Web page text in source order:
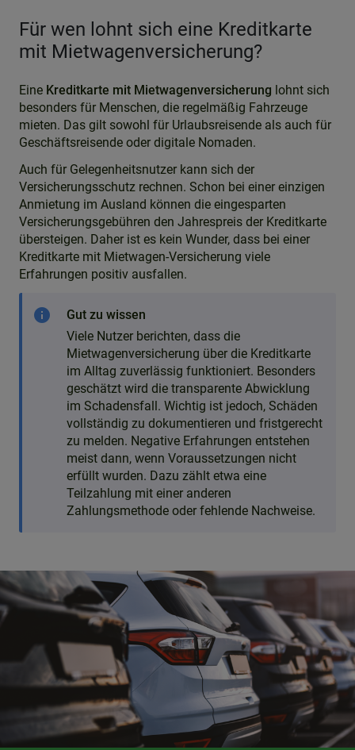
Für wen lohnt sich eine Kreditkarte
mit Mietwagenversicherung?
Eine Kreditkarte mit Mietwagenversicherung lohnt sich
besonders für Menschen, die regelmäßig Fahrzeuge
mieten. Das gilt sowohl für Urlaubsreisende als auch für
Geschäftsreisende oder digitale Nomaden.
Auch für Gelegenheitsnutzer kann sich der
Versicherungsschutz rechnen. Schon bei einer einzigen
Anmietung im Ausland können die eingesparten
Versicherungsgebühren den Jahrespreis der Kreditkarte
übersteigen. Daher ist es kein Wunder, dass bei einer
Kreditkarte mit Mietwagen-Versicherung viele
Erfahrungen positiv ausfallen.
info
Gut zu wissen
Viele Nutzer berichten, dass die
Mietwagenversicherung über die Kreditkarte
im Alltag zuverlässig funktioniert. Besonders
geschätzt wird die transparente Abwicklung
im Schadensfall. Wichtig ist jedoch, Schäden
vollständig zu dokumentieren und fristgerecht
zu melden. Negative Erfahrungen entstehen
meist dann, wenn Voraussetzungen nicht
erfüllt wurden. Dazu zählt etwa eine
Teilzahlung mit einer anderen
Zahlungsmethode oder fehlende Nachweise.